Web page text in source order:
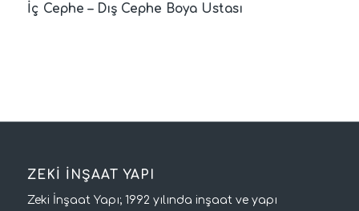
İç Cephe – Dış Cephe Boya Ustası
ZEKİ İNŞAAT YAPI
Zeki İnşaat Yapı; 1992 yılında inşaat ve yapı